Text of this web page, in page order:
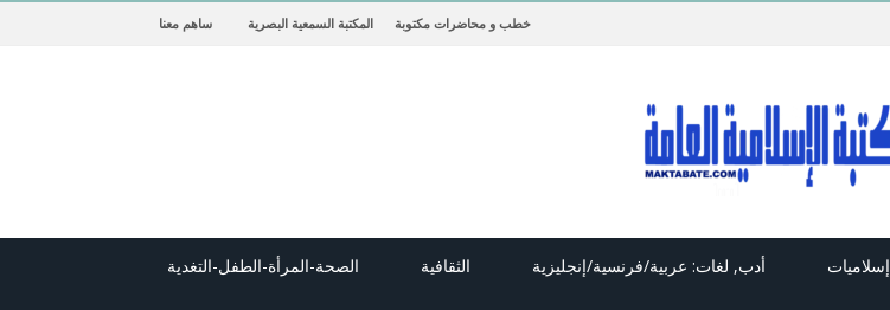
خطب و محاضرات مكتوبة المكتبة السمعية البصرية ساهم معنا
إسلاميات أدب, لغات: عربية/فرنسية/إنجليزية الثقافية الصحة-المرأة-الطفل-التغدية